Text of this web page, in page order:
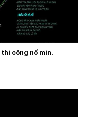
thi công nổ mìn.